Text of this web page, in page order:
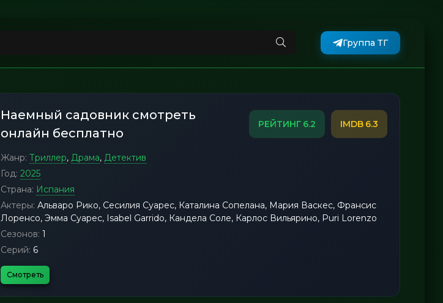
Группа ТГ
Наемный садовник смотреть
онлайн бесплатно
6.2 6.3
Жанр: Триллер, Драма, Детектив
Год: 2025
Страна: Испания
Актеры: Альваро Рико, Сесилия Суарес, Каталина Сопелана, Мария Васкес, Франсис
Лоренсо, Эмма Суарес, Isabel Garrido, Кандела Соле, Карлос Вильярино, Puri Lorenzo
Сезонов: 1
Серий: 6
Смотреть